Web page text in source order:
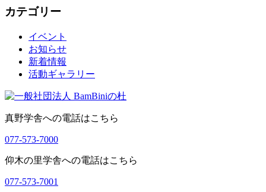
ナ
シ
ョ
稿:
投
カテゴリー
イベント
お知らせ
新着情報
活動ギャラリー
真野学舎への電話はこちら
077-573-7000
仰木の里学舎への電話はこちら
077-573-7001